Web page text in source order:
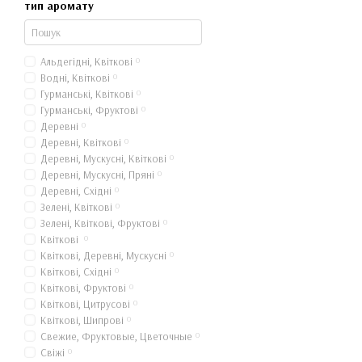
тип аромату
Альдегідні, Квіткові 0
Водні, Квіткові 0
Гурманські, Квіткові 0
Гурманські, Фруктові 0
Деревні 0
Деревні, Квіткові 0
Деревні, Мускусні, Квіткові 0
Деревні, Мускусні, Пряні 0
Деревні, Східні 0
Зелені, Квіткові 0
Зелені, Квіткові, Фруктові 0
Квіткові 0
Квіткові, Деревні, Мускусні 0
Квіткові, Східні 0
Квіткові, Фруктові 0
Квіткові, Цитрусові 0
Квіткові, Шипрові 0
Свежие, Фруктовые, Цветочные 0
Свіжі 0